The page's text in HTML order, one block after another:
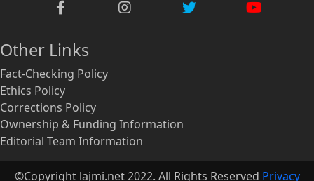
Other Links
Fact-Checking Policy
Ethics Policy
Corrections Policy
Ownership & Funding Information
Editorial Team Information
©Copyright lajmi.net 2022. All Rights Reserved Privacy